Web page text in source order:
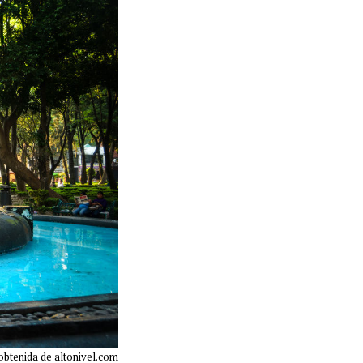
de altonivel.com